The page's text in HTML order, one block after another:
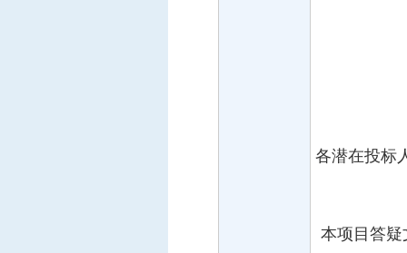
各潜在投标
本项目答